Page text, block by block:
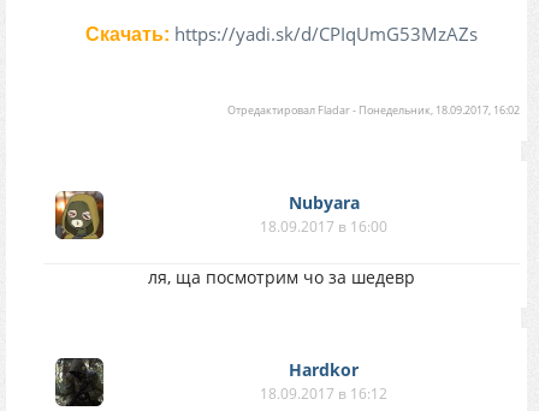
Скачать: https://yadi.sk/d/CPIqUmG53MzAZs
Отредактировал Fladar- Понедельник, 18.09.2017, 16:02
Nubyara
18.09.2017 в 16:00
ля, ща посмотрим чо за шедевр
Hardkor
18.09.2017 в 16:12